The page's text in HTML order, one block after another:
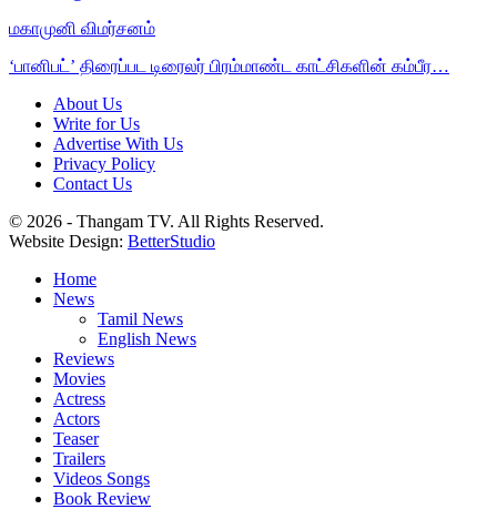
மகாமுனி விமர்சனம்
‘பானிபட்’ திரைப்பட டிரைலர் பிரம்மாண்ட காட்சிகளின் கம்பீர…
About Us
Write for Us
Advertise With Us
Privacy Policy
Contact Us
© 2026 - Thangam TV. All Rights Reserved.
Website Design: BetterStudio
Home
News
Tamil News
English News
Reviews
Movies
Actress
Actors
Teaser
Trailers
Videos Songs
Book Review